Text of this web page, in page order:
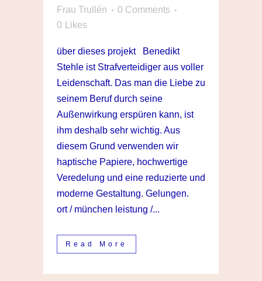
Frau Trullén
0 Comments
0
Likes
über dieses projekt Benedikt
Stehle ist Strafverteidiger aus voller
Leidenschaft. Das man die Liebe zu
seinem Beruf durch seine
Außenwirkung erspüren kann, ist
ihm deshalb sehr wichtig. Aus
diesem Grund verwenden wir
haptische Papiere, hochwertige
Veredelung und eine reduzierte und
moderne Gestaltung. Gelungen.
ort / münchen leistung /...
Read More